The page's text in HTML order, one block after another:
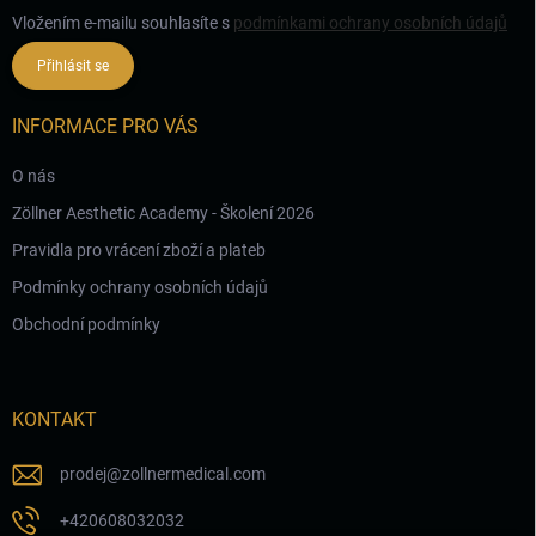
Vložením e-mailu souhlasíte s podmínkami ochrany osobních údajů
Přihlásit se
INFORMACE PRO VÁS
O nás
Zöllner Aesthetic Academy - Školení 2026
Pravidla pro vrácení zboží a plateb
Podmínky ochrany osobních údajů
Obchodní podmínky
KONTAKT
prodej@zollnermedical.com
+420608032032